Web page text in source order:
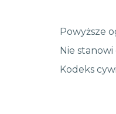
Powyższe
Nie stanowi
Kodeks